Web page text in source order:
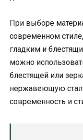
При выборе
современном
гладким и
можно
блестящей или
нержавеющую
современность и